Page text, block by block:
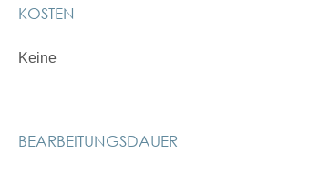
KOSTEN
Keine
BEARBEITUNGSDAUER